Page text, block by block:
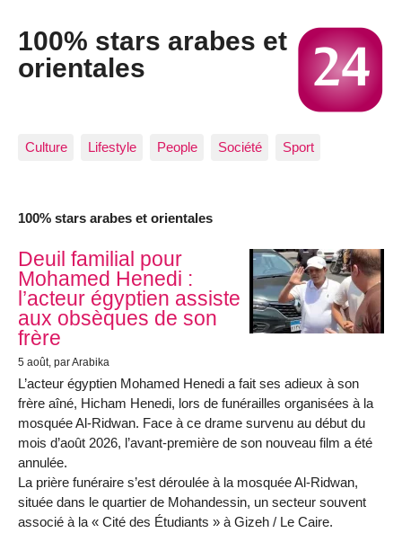
100% stars arabes et
orientales
Culture Lifestyle People Société Sport
100% stars arabes et orientales
Articles les plus récents
Deuil familial pour
Mohamed Henedi :
l’acteur égyptien assiste
aux obsèques de son
frère
5 août, par Arabika
L’acteur égyptien Mohamed Henedi a fait ses adieux à son
frère aîné, Hicham Henedi, lors de funérailles organisées à la
mosquée Al-Ridwan. Face à ce drame survenu au début du
mois d’août 2026, l’avant-première de son nouveau film a été
annulée.
La prière funéraire s’est déroulée à la mosquée Al-Ridwan,
située dans le quartier de Mohandessin, un secteur souvent
associé à la « Cité des Étudiants » à Gizeh / Le Caire.